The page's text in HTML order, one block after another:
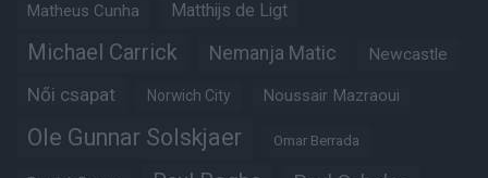
Matheus Cunha Matthijs de Ligt
Michael Carrick Nemanja Matic Newcastle
Női csapat Norwich City Noussair Mazraoui
Ole Gunnar Solskjaer Omar Berrada